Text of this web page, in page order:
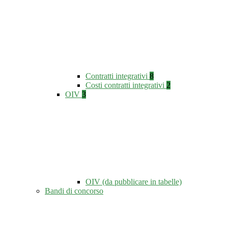
Contratti integrativi 8
Costi contratti integrativi 2
OIV 3
OIV (da pubblicare in tabelle)
Bandi di concorso